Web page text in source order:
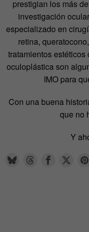
prestigian los más
investigación
especializado en
retina,
tratamientos
oculoplástica son
IMO para
Con una buena
que no
Y